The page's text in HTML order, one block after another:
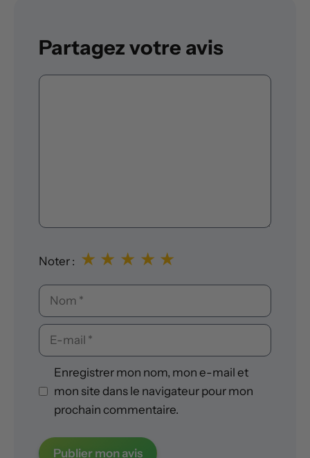
Partagez votre avis
Commentaire
Noter : ★
★
★
★
★
Nom
E-
mail
Enregistrer mon nom, mon e-mail et
mon site dans le navigateur pour mon
prochain commentaire.